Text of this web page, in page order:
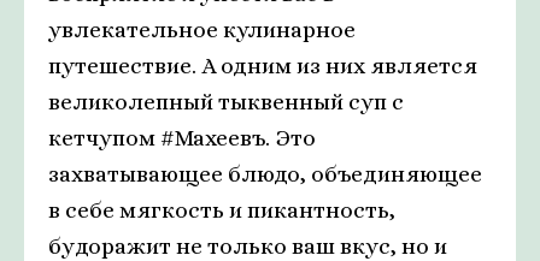
увлекательное кулинарное
путешествие. А одним из них является
великолепный тыквенный суп с
кетчупом #Махеевъ. Это
захватывающее блюдо, объединяющее
в себе мягкость и пикантность,
будоражит не только ваш вкус, но и